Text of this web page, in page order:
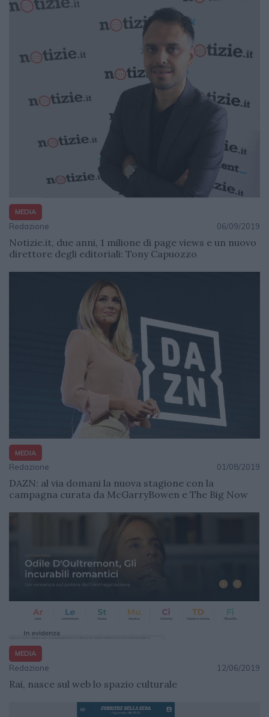
MEDIA
Redazione 06/09/2019
Notizie.it, due anni, 1 milione di page views e un nuovo
direttore degli editoriali: Tony Capuozzo
MEDIA
Redazione 01/08/2019
DAZN: al via domani la nuova stagione con la
campagna curata da McGarryBowen e The Big Now
MEDIA
Redazione 12/06/2019
Rai, nasce sul web lo spazio culturale